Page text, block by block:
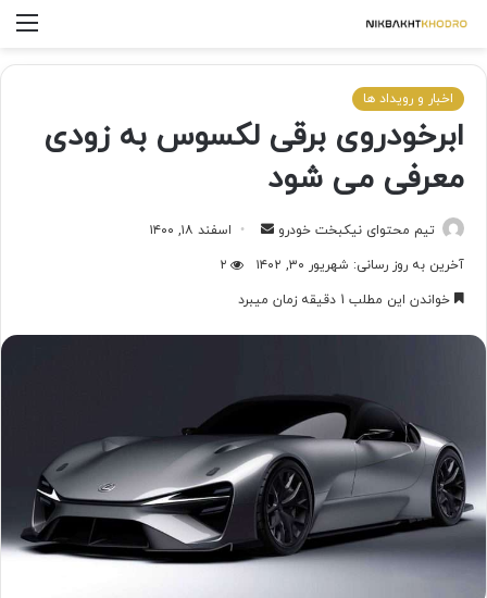
اخبار و رویداد ها
ابرخودروی برقی لکسوس به زودی
معرفی می شود
تیم محتوای نیکبخت خودرو
اسفند ۱۸, ۱۴۰۰
آخرین به روز رسانی: شهریور ۳۰, ۱۴۰۲
۲
خواندن این مطلب 1 دقیقه زمان میبرد